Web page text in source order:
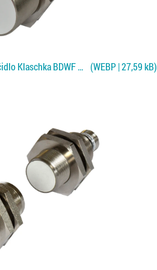
Jednostranné kontaktní čidlo Klaschka BDWF pro NF plechy (WEBP | 27,59 kB)